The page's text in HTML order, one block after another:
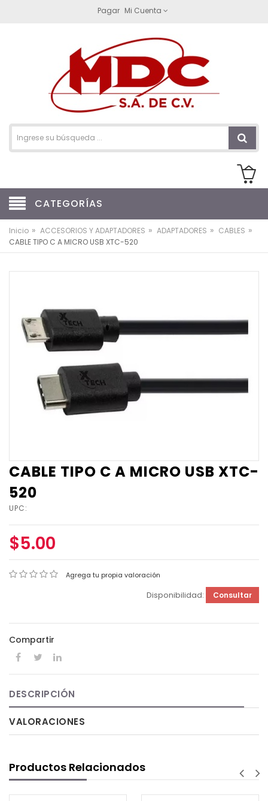
Pagar Mi Cuenta
CATEGORÍAS
Inicio » ACCESORIOS Y ADAPTADORES » ADAPTADORES » CABLES »
CABLE TIPO C A MICRO USB XTC-520
CABLE TIPO C A MICRO USB XTC-
520
UPC:
$5.00
Agrega tu propia valoración
Disponibilidad: Consultar
Compartir
DESCRIPCIÓN
VALORACIONES
Productos Relacionados